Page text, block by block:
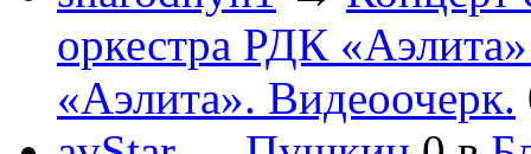
оркестра РДК
«Аэлита». Видеоочерк.